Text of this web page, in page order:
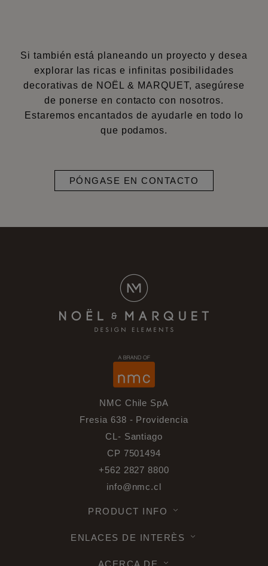
Si también está planeando un proyecto y desea
explorar las ricas e infinitas posibilidades
decorativas de NOËL & MARQUET, asegúrese
de ponerse en contacto con nosotros.
Estaremos encantados de ayudarle en todo lo
que podamos.
PÓNGASE EN CONTACTO
NMC Chile SpA
Fresia 638 - Providencia
CL- Santiago
CP 7501494
+562 2827 8800
info@nmc.cl
PRODUCT INFO
ENLACES DE INTERÈS
ACERCA DE